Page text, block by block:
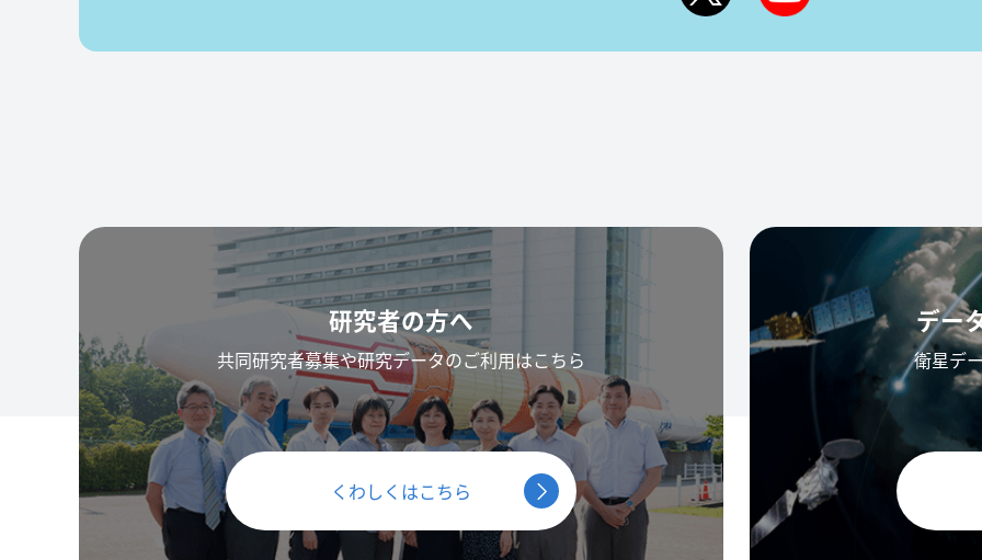
研究者の方へ
共同研究者募集や研究データのご利用はこちら
くわしくはこちら
デー
衛星デ